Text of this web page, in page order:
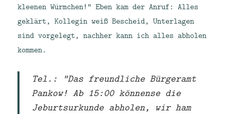
kleenen Würmchen!“ Eben kam der Anruf: Alles
geklärt, Kollegin weiß Bescheid, Unterlagen
sind vorgelegt, nachher kann ich alles abholen
kommen.
Tel.: "Das freundliche Bürgeramt
Pankow! Ab 15:00 könnense die
Jeburtsurkunde abholen, wir ham